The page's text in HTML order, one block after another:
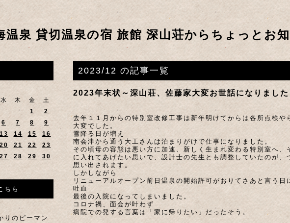
温泉 貸切温泉の宿 旅館 深山荘からちょっとお
2023/12 の記事一覧
2023年末状～深山荘、佐藤家大変お世話になりました
去年１１月からの特別室改修工事は新年明けてからは各所点検や
大変でした。
雪降る日が増え
南会津から通う大工さんは泊まりがけで仕事になりました。
その頃母の容態は悪い方に加速、新しく生まれ変わる特別室へ、
に入れてあげたい思いで、設計士の先生とも調整していたのが、
思い出されます。
しかしながら
リニューアルオープン前日温泉の開始許可がおりてさあと言う日
吐血
最後の入院になってしまいました。
コロナ禍、面会が叶わず
病院での発する言葉は「家に帰りたい」だったそう。
水 木 金
土
1
2
6 7 8
9
13 14 15
16
20 21 22
23
27 28 29
30
ちら
りのピーマン